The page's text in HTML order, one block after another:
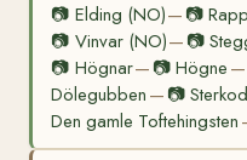
📷 Elding (NO)— 📷
📷 Vinvar (NO)— 📷
📷 Högnar— 📷Högne —
Dölegubben — 📷
Den gamle Toftehingsten